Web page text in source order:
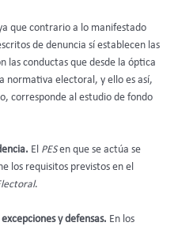
que contrario a lo manifestado
de denuncia sí establecen las
las conductas que desde la óptica
normativa electoral, y ello es así,
corresponde al estudio de fondo
El PESen que se actúa se
los requisitos previstos en el
.
y defensas. En los